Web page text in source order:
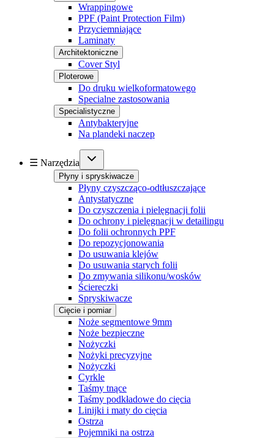
Wrappingowe
PPF (Paint Protection Film)
Przyciemniające
Laminaty
Architektoniczne
Cover Styl
Ploterowe
Do druku wielkoformatowego
Specialne zastosowania
Specialistyczne
Antybakteryjne
Na plandeki naczep
☰ Narzędzia
Płyny i spryskiwacze
Płyny czyszcząco-odtłuszczające
Antystatyczne
Do czyszczenia i pielęgnacji folii
Do ochrony i pielęgnacji w detailingu
Do folii ochronnych PPF
Do repozycjonowania
Do usuwania klejów
Do usuwania starych folii
Do zmywania silikonu/wosków
Ściereczki
Spryskiwacze
Cięcie i pomiar
Noże segmentowe 9mm
Noże bezpieczne
Nożyczki
Nożyki precyzyjne
Nożyczki
Cyrkle
Taśmy tnące
Taśmy podkładowe do cięcia
Linijki i maty do cięcia
Ostrza
Pojemniki na ostrza